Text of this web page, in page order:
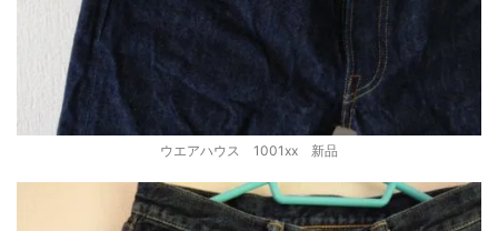
ウエアハウス 1001xx 新品